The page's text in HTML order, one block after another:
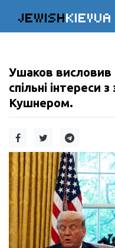
JEWISHKIEVUA
Ушаков
спільні інтереси
Кушнером.